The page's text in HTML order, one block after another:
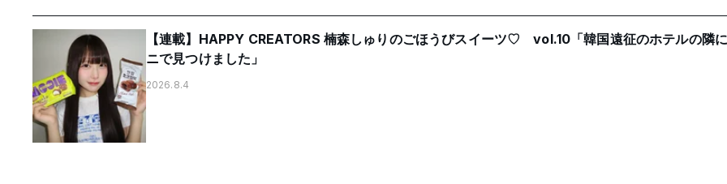
【連載】HAPPY CREATORS 楠森しゅりのごほうびスイーツ♡ vol.10「韓国遠征のホテルの隣
ニで見つけました」
2026.8.4